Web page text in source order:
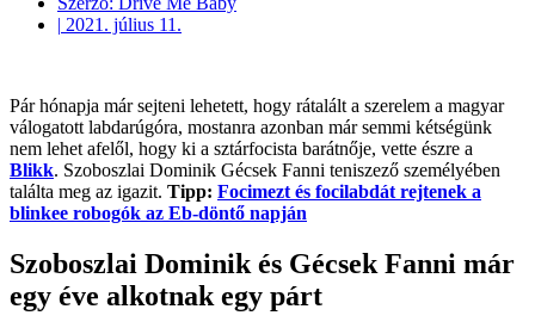
| 2021. július 11.
Pár hónapja már sejteni lehetett, hogy rátalált a szerelem a magyar
válogatott labdarúgóra, mostanra azonban már semmi kétségünk
nem lehet afelől, hogy ki a sztárfocista barátnője, vette észre a
Blikk. Szoboszlai Dominik Gécsek Fanni teniszező személyében
találta meg az igazit. Tipp: Focimezt és focilabdát rejtenek a
blinkee robogók az Eb-döntő napján
Szoboszlai Dominik és Gécsek Fanni már
egy éve alkotnak egy párt